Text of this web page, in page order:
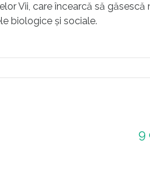
Vii, care încearcă să găsescă
biologice și sociale.
9